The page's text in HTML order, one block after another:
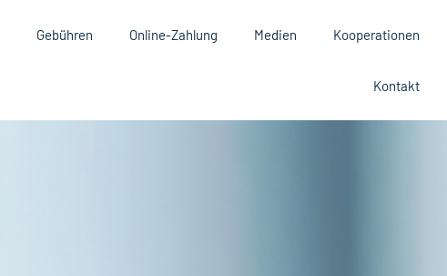
Gebühren Online-Zahlung Medien Kooperationen
Kontakt